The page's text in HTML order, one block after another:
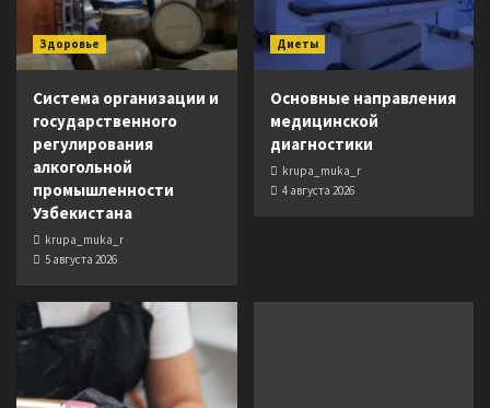
Здоровье
Система организации и
государственного
регулирования
алкогольной
промышленности
Узбекистана
krupa_muka_r
5 августа 2026
Диеты
Основные направления
медицинской
диагностики
krupa_muka_r
4 августа 2026